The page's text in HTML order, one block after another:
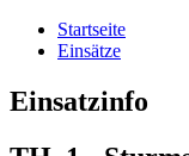
Startseite
Einsätze
Einsatzinfo